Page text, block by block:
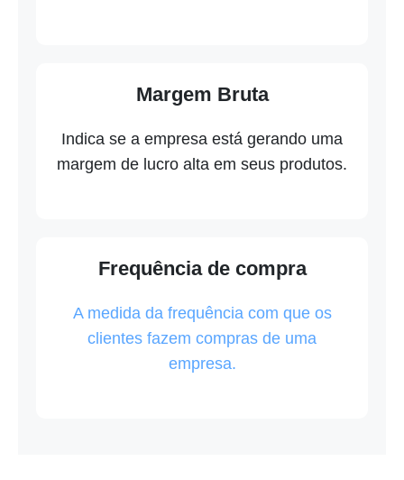
Margem Bruta
Indica se a empresa está gerando uma
margem de lucro alta em seus produtos.
Frequência de compra
A medida da frequência com que os
clientes fazem compras de uma
empresa.